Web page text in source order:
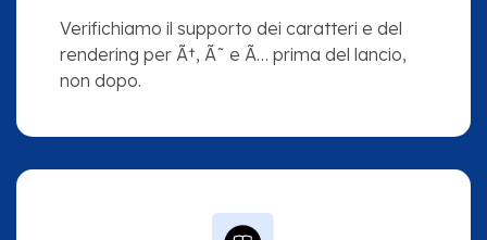
Verifichiamo il supporto dei caratteri e del
rendering per Ã†, Ã˜ e Ã… prima del lancio,
non dopo.